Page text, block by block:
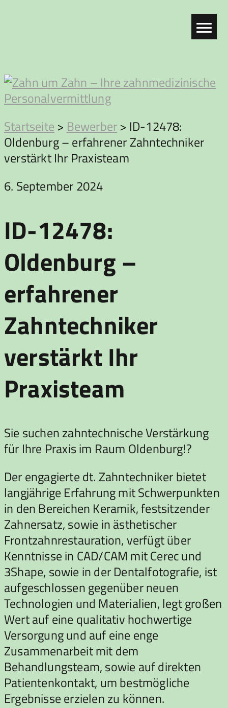
Zahn
um
Zahn
Startseite > Bewerber> ID-12478:
Oldenburg – erfahrener Zahntechniker
verstärkt Ihr Praxisteam
6. September 2024
ID-12478:
Oldenburg –
erfahrener
Zahntechniker
verstärkt Ihr
Praxisteam
Sie suchen zahntechnische Verstärkung
für Ihre Praxis im Raum Oldenburg!?
Der engagierte dt. Zahntechniker bietet
langjährige Erfahrung mit Schwerpunkten
in den Bereichen Keramik, festsitzender
Zahnersatz, sowie in ästhetischer
Frontzahnrestauration, verfügt über
Kenntnisse in CAD/CAM mit Cerec und
3Shape, sowie in der Dentalfotografie, ist
aufgeschlossen gegenüber neuen
Technologien und Materialien, legt großen
Wert auf eine qualitativ hochwertige
Versorgung und auf eine enge
Zusammenarbeit mit dem
Behandlungsteam, sowie auf direkten
Patientenkontakt, um bestmögliche
Ergebnisse erzielen zu können.